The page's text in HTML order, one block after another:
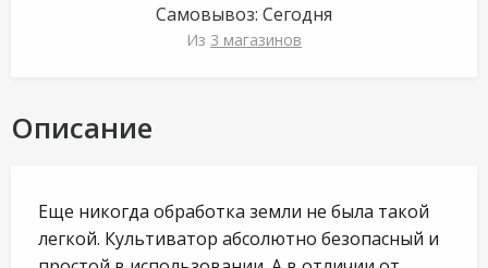
Самовывоз: Сегодня
Из 3 магазинов
Описание
Еще никогда обработка земли не была такой
легкой. Культиватор абсолютно безопасный и